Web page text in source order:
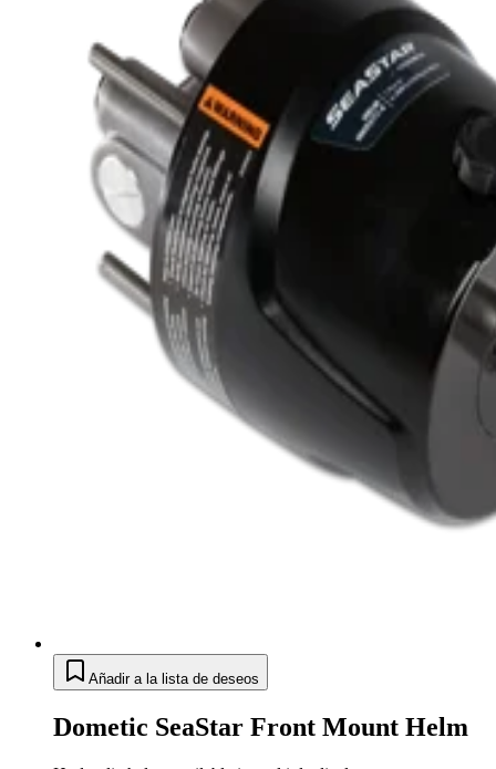
Añadir a la lista de deseos
Dometic SeaStar Front Mount Helm